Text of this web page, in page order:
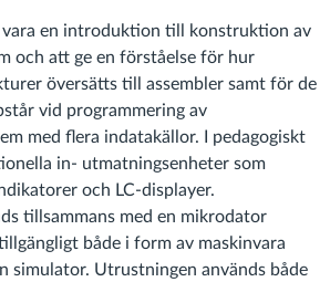
vara en introduktion till konstruktion av
och att ge en förståelse för hur
översätts till assembler samt för de
vid programmering av
med flera indatakällor. I pedagogiskt
in- utmatningsenheter som
och LC-displayer.
tillsammans med en mikrodator
både i form av maskinvara
simulator. Utrustningen används både